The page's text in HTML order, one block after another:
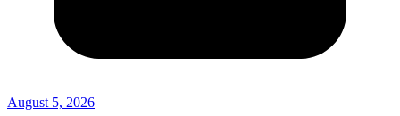
August 5, 2026